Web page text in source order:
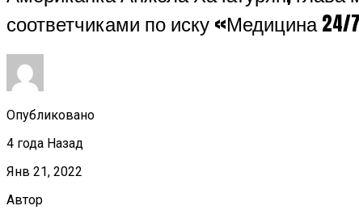
соответчиками по иску «Медицина
Опубликовано
4 года Назад
Янв 21, 2022
Автор